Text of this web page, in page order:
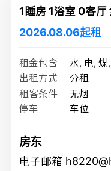
1睡房 1浴室 0客
2026.08.06起租
租金包含
水, 电, 煤
出租方式
分租
租客条件
无烟
停车
车位
房东
电子邮箱